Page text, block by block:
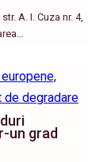
A. I. Cuza nr. 4,
un grad